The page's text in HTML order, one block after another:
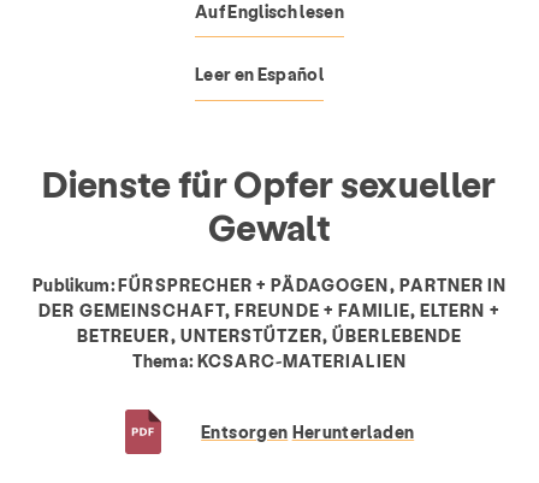
Auf Englisch lesen
Leer en Español
Dienste für Opfer sexueller
Gewalt
Publikum:FÜRSPRECHER + PÄDAGOGEN, PARTNER IN
DER GEMEINSCHAFT, FREUNDE + FAMILIE, ELTERN +
BETREUER, UNTERSTÜTZER, ÜBERLEBENDE
Thema: KCSARC-MATERIALIEN
Entsorgen Herunterladen